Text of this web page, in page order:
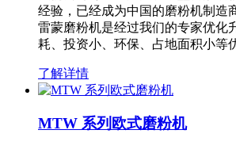
经验，已经成为中国的磨粉机制造
雷蒙磨粉机是经过我们的专家优化
耗、投资小、环保、占地面积小等
了解详情
MTW 系列欧式磨粉机